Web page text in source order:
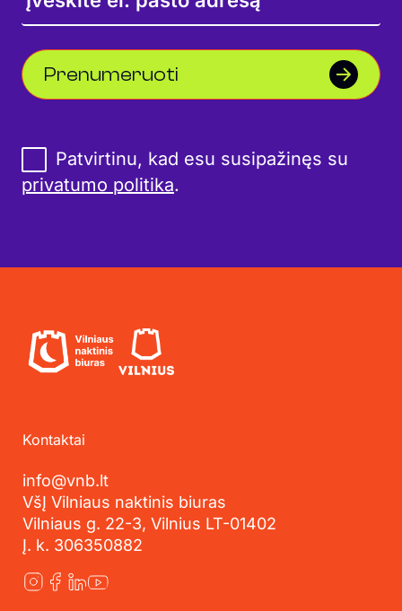
Prenumeruoti
Patvirtinu, kad esu susipažinęs su
privatumo politika.
Kontaktai
info@vnb.lt
VšĮ Vilniaus naktinis biuras
Vilniaus g. 22-3, Vilnius LT-01402
Į. k. 306350882